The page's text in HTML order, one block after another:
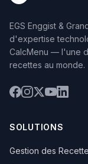
EGS Enggist &
d'expertise
CalcMenu — l'une
recettes au monde.
SOLUTIONS
Gestion des